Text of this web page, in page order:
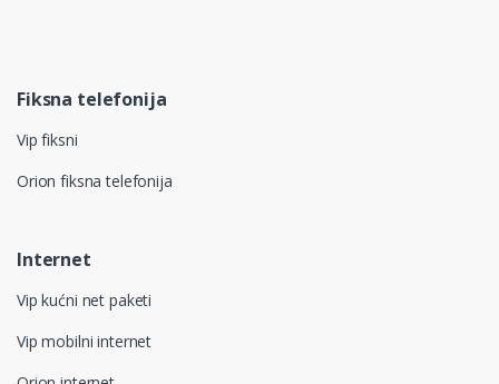
Fiksna telefonija
Vip fiksni
Orion fiksna telefonija
Internet
Vip kućni net paketi
Vip mobilni internet